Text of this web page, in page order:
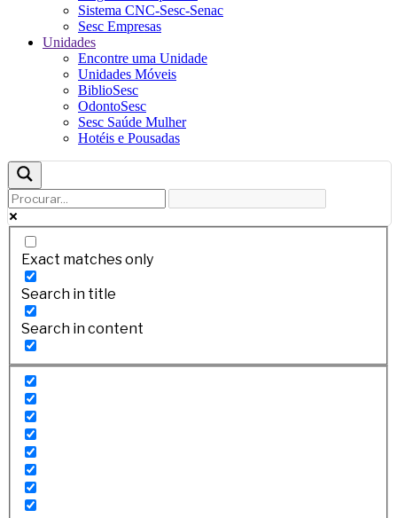
Sistema CNC-Sesc-Senac
Sesc Empresas
Unidades
Encontre uma Unidade
Unidades Móveis
BiblioSesc
OdontoSesc
Sesc Saúde Mulher
Hotéis e Pousadas
Exact matches only
Search in title
Search in content